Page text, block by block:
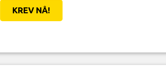
KREV NÅ!